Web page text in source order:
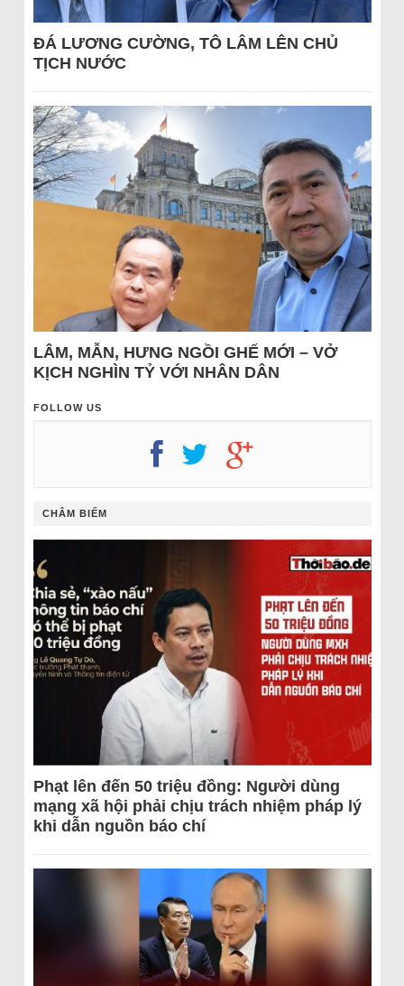
ĐÁ LƯƠNG CƯỜNG, TÔ LÂM LÊN CHỦ
TỊCH NƯỚC
LÂM, MẪN, HƯNG NGỒI GHẾ MỚI – VỞ
KỊCH NGHÌN TỶ VỚI NHÂN DÂN
FOLLOW US
CHÂM BIẾM
Phạt lên đến 50 triệu đồng: Người dùng
mạng xã hội phải chịu trách nhiệm pháp lý
khi dẫn nguồn báo chí